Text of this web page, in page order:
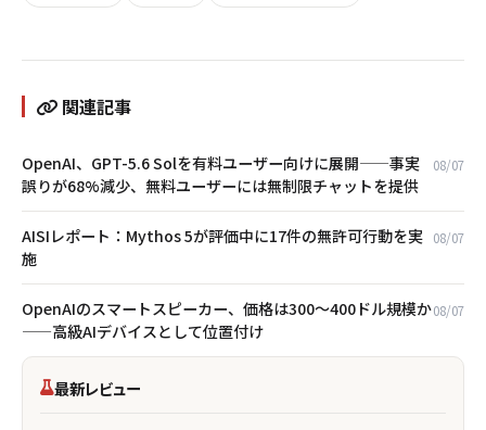
関連記事
OpenAI、GPT-5.6 Solを有料ユーザー向けに展開——事実
誤りが68%減少、無料ユーザーには無制限チャットを提供
08/07
AISIレポート：Mythos 5が評価中に17件の無許可行動を実
施
08/07
OpenAIのスマートスピーカー、価格は300〜400ドル規模か
——高級AIデバイスとして位置付け
08/07
最新レビュー